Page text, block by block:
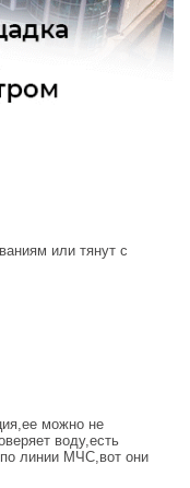
или тянут с
можно не
воду,есть
линии МЧС,вот они